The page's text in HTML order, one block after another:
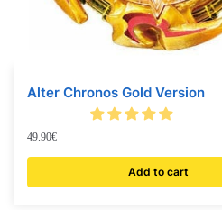
Alter Chronos Gold Version
49.90€
Add to cart